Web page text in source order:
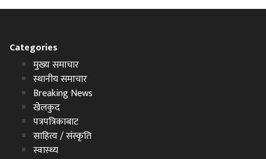
Categories
मुख्य समाचार
स्थानीय समाचार
Breaking News
खेलकुद
पत्रपत्रिकाबाट
साहित्य / संस्कृति
स्वास्थ्य